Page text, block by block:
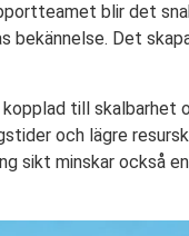
blir det
bekännelse. Det
till
och lägre
sikt minskar också